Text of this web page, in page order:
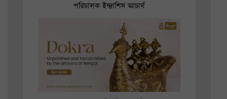
পরিচালক ইন্দ্রাশিস আচার্য